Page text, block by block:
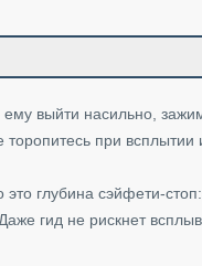
выйти насильно,
при всплытии
глубина сэйфети-
гид не рискнет